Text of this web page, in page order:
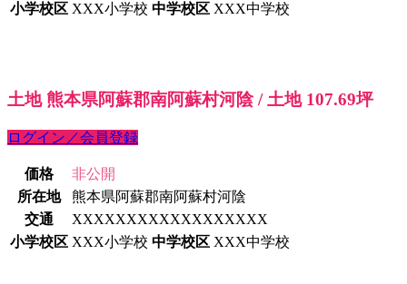
小学校区 XXX小学校 中学校区 XXX中学校
土地 熊本県阿蘇郡南阿蘇村河陰 / 土地 107.69坪
ログイン／会員登録
価格
非公開
所在地
熊本県阿蘇郡南阿蘇村河陰
交通
XXXXXXXXXXXXXXXXXX
小学校区 XXX小学校 中学校区 XXX中学校